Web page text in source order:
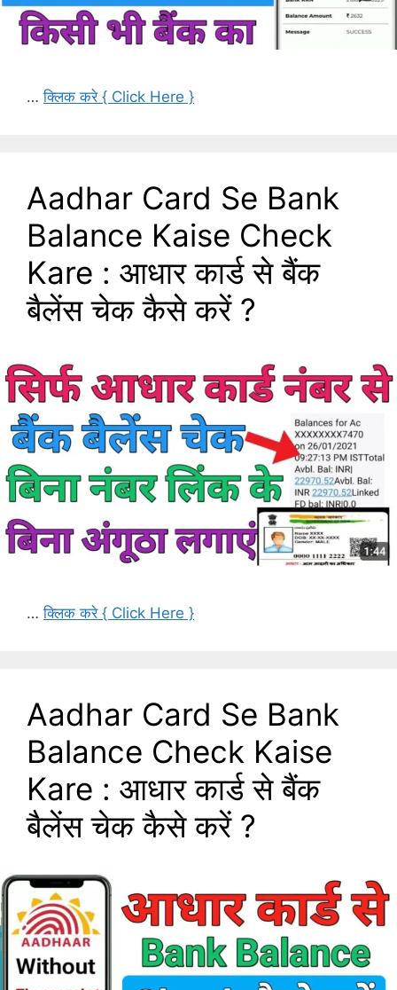
…क्लिक करे { Click Here }
Aadhar Card Se Bank
Balance Kaise Check
Kare : आधार कार्ड से बैंक
बैलेंस चेक कैसे करें ?
…क्लिक करे { Click Here }
Aadhar Card Se Bank
Balance Check Kaise
Kare : आधार कार्ड से बैंक
बैलेंस चेक कैसे करें ?